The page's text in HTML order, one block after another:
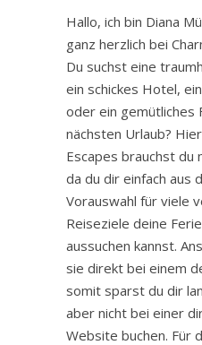
Hallo, ich bin Diana
ganz herzlich bei
Du suchst eine
ein schickes Hotel,
oder ein gemütliches
nächsten Urlaub?
Escapes brauchst du
da du dir einfach aus
Vorauswahl für viele
Reiseziele deine
aussuchen kannst.
sie direkt bei einem
somit sparst du dir
aber nicht bei einer
Website buchen. Für